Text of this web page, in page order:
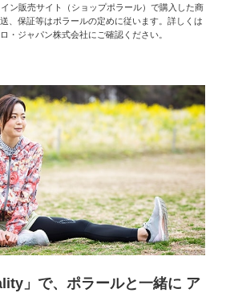
ン販売サイト（ショップポラール）で購入した商
、保証等はポラールの定めに従います。詳しくは
・ジャパン株式会社にご確認ください。
」で、ポラールと一緒に ア